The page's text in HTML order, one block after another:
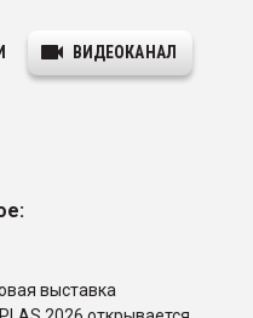
ВИДЕОКАНАЛ
выставка